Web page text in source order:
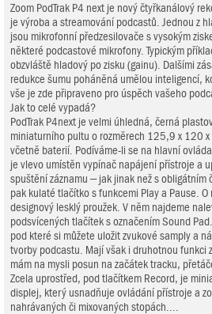
Zoom PodTrak P4 next je nový čtyřkanálový
je výroba a streamování podcastů. Jednou z
jsou mikrofonní předzesilovače s vysokým
některé podcastové mikrofony. Typickým
obzvláště hladový po zisku (gainu). Dalšími
redukce šumu poháněná umělou inteligencí,
vše je zde připraveno pro úspěch vašeho
Jak to celé vypadá?
PodTrak P4next je velmi úhledná, černá
miniaturního pultu o rozměrech 125,9 x 120
včetně baterií. Podíváme-li se na hlavní
je vlevo umístěn vypínač napájení přístroje a
spuštění záznamu – jak jinak než s obligátním
pak kulaté tlačítko s funkcemi Play a Pause. O
designový lesklý proužek. V něm najdeme
podsvícených tlačítek s označením Sound
pod které si můžete uložit zvukové samply a
tvorby podcastu. Mají však i druhotnou funkci
mám na mysli posun na začátek tracku,
Zcela uprostřed, pod tlačítkem Record, je
displej, který usnadňuje ovládání přístroje a
nahrávaných či mixovaných stopách....